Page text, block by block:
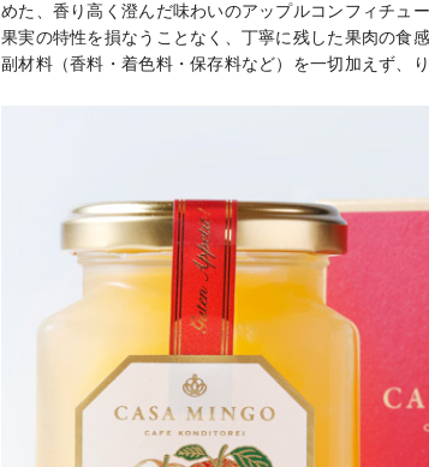
めた、香り高く澄んだ味わいのアップルコンフィチュー
果実の特性を損なうことなく、丁寧に残した果肉の食
副材料（香料・着色料・保存料など）を一切加えず、